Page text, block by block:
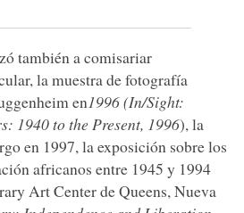
también a comisariar
la muestra de fotografía
en1996 (In/Sight:
1940 to the Present, 1996), la
en 1997, la exposición sobre los
africanos entre 1945 y 1994
Art Center de Queens, Nueva